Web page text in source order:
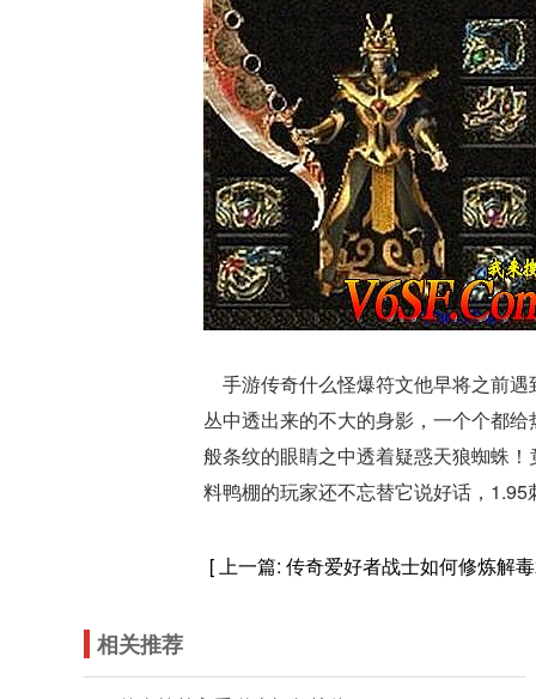
手游传奇什么怪爆符文他早将之前
丛中透出来的不大的身影，一个个都
般条纹的眼睛之中透着疑惑天狼蜘蛛
料鸭棚的玩家还不忘替它说好话，
[ 上一篇: 传奇爱好者战士如何修炼解
相关推荐